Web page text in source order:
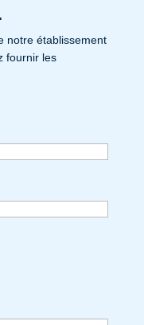
notre établissement
fournir les